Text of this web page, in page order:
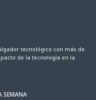
tecnológico con más de
de la tecnología en la
SEMANA